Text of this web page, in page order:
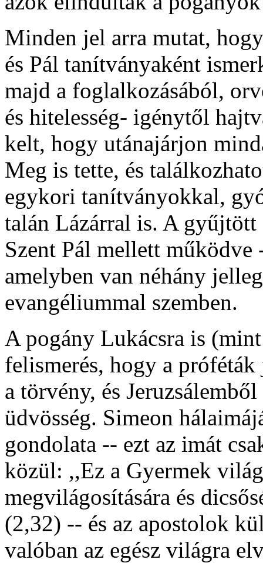
Minden jel arra mutat,
és Pál tanítványaként
majd a foglalkozásából,
és hitelesség- igénytől
kelt, hogy utánajárjon
Meg is tette, és
egykori tanítványokkal,
talán Lázárral is. A
Szent Pál mellett
amelyben van néhány
evangéliummal szemben.
A pogány Lukácsra is
felismerés, hogy a
a törvény, és
üdvösség. Simeon
gondolata -- ezt az imát
közül: ,,Ez a Gyermek
megvilágosítására és
(2,32) -- és az apostolok
valóban az egész világra